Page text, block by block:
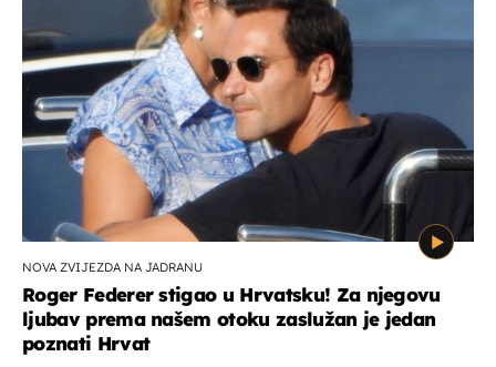
NOVA ZVIJEZDA NA JADRANU
Roger Federer stigao u Hrvatsku! Za njegovu
ljubav prema našem otoku zaslužan je jedan
poznati Hrvat